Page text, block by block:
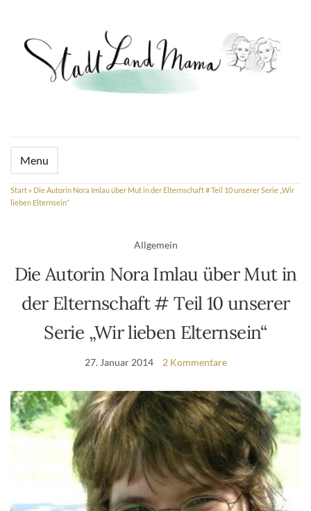
Menu
Start » Die Autorin Nora Imlau über Mut in der Elternschaft # Teil 10 unserer Serie „Wir
lieben Elternsein“
Allgemein
Die Autorin Nora Imlau über Mut in
der Elternschaft # Teil 10 unserer
Serie „Wir lieben Elternsein“
27. Januar 2014 2 Kommentare